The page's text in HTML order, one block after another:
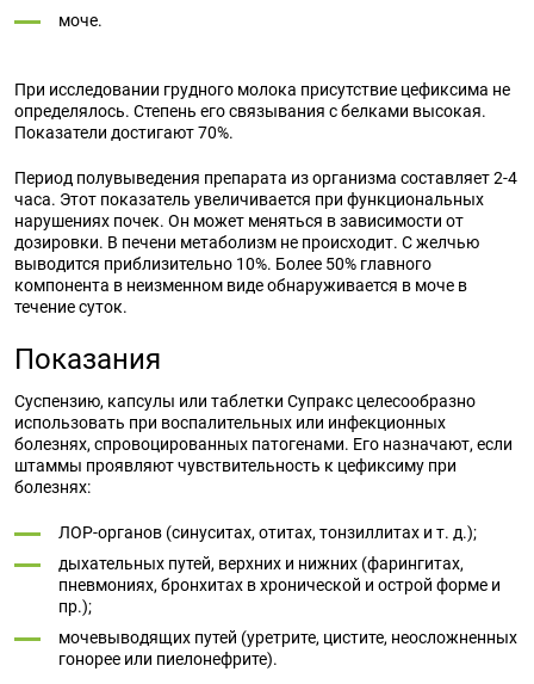
моче.
При исследовании грудного молока присутствие цефиксима не
определялось. Степень его связывания с белками высокая.
Показатели достигают 70%.
Период полувыведения препарата из организма составляет2-4
часа. Этот показатель увеличивается при функциональных
нарушениях почек. Он может меняться в зависимости от
дозировки. В печени метаболизм не происходит. С желчью
выводится приблизительно 10%. Более 50% главного
компонента в неизменном виде обнаруживается в моче в
течениесуток.
Показания
Суспензию, капсулы или таблетки Супракс целесообразно
использовать при воспалительных или инфекционных
болезнях, спровоцированных патогенами. Его назначают, если
штаммы проявляют чувствительность к цефиксиму при
болезнях:
ЛОР-органов (синуситах, отитах, тонзиллитах и т. д.);
дыхательных путей, верхних и нижних (фарингитах,
пневмониях, бронхитах в хронической и острой форме и
пр.);
мочевыводящих путей (уретрите, цистите, неосложненных
гонорее или пиелонефрите).